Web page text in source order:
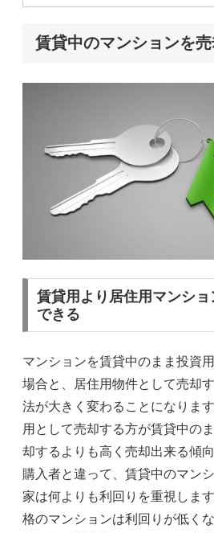
賃貸中のマンションを
賃貸用より居住用マンシ
できる
マンションを賃貸中のまま投資
場合と、居住用物件として売却
法が大きく変わることになりま
用として売却する方が賃貸中の
却するよりも高く売却出来る傾
購入者と違って、賃貸中のマン
家は何よりも利回りを重視しま
格のマンションは利回りが低く